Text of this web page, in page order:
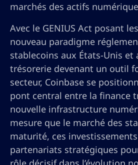
marchés des actifs
Avec le GENIUS Act posant
nouveau paradigme
stablecoins aux États-Unis et
trésorerie devenant un outil
secteur, Coinbase se
pont central entre la finance
nouvelle infrastructure
mesure que le marché des
maturité, ces
partenariats stratégiques